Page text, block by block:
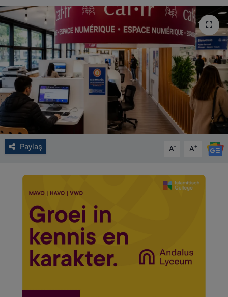
Paylaş A- A+
FOTO GALERİ
VIDEO GALERİ
ALGEMENE VOORWAARDEN
CONTACT
Çerez Politikası